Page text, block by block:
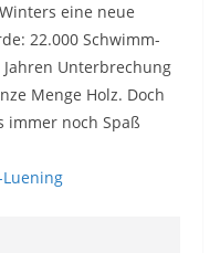
eine neue
22.000 Schwimm-
Unterbrechung
Menge Holz. Doch
immer noch Spaß